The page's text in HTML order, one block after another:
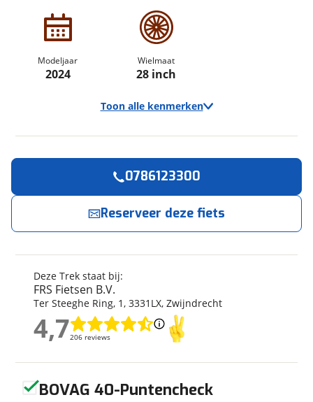
Modeljaar
2024
Wielmaat
28 inch
Toon alle kenmerken
Trek
Model
District+ 7 Lowstep
Frametype
Wielmaat
28 inch
Nieuw of occasion
Nieuw
Techniek
Deze Trek staat bij:
FRS Fietsen B.V.
Ter Steeghe Ring, 1, 3331LX, Zwijndrecht
4,7206 reviews
4,7
0786123300
Reserveer deze fiets
nu!
FRS Fietsen B.V. neemt snel contact met je op.
Jouw contactgegevens
Naam
E-mailadres
Telefoonnummer (optioneel)
BOVAG 40-Puntencheck